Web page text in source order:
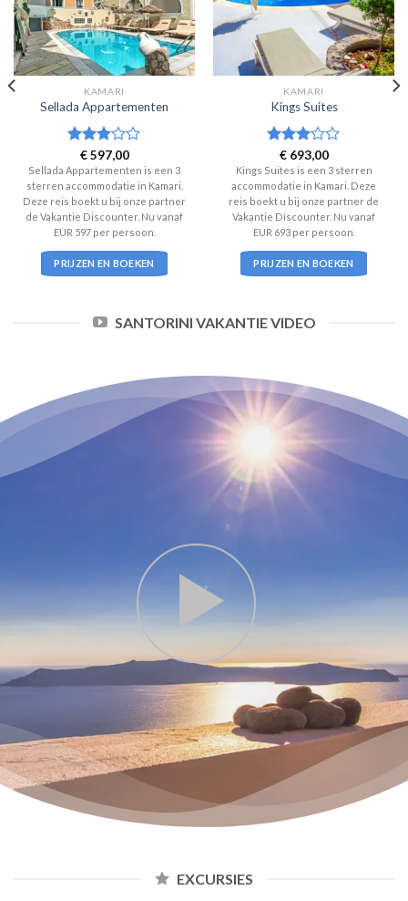
KAMARI
Sellada Appartementen
Waardering
3uit 5
€597,00
Sellada Appartementen is een 3
sterren accommodatie in Kamari.
Deze reis boekt u bij onze partner
de Vakantie Discounter. Nu vanaf
EUR 597 per persoon.
PRIJZEN EN BOEKEN
KAMARI
Kings Suites
Waardering
3uit 5
€693,00
Kings Suites is een 3 sterren
accommodatie in Kamari. Deze
reis boekt u bij onze partner de
Vakantie Discounter. Nu vanaf
EUR 693 per persoon.
PRIJZEN EN BOEKEN
SANTORINI VAKANTIE VIDEO
EXCURSIES